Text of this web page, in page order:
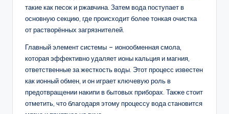
такие как песок и ржавчина. Затем вода поступает в
основную секцию, где происходит более тонкая очистка
от растворённых загрязнителей.
Главный элемент системы – ионообменная смола,
которая эффективно удаляет ионы кальция и магния,
ответственные за жесткость воды. Этот процесс известен
как ионный обмен, и он играет ключевую роль в
предотвращении накипи в бытовых приборах. Также стоит
отметить, что благодаря этому процессу вода становится